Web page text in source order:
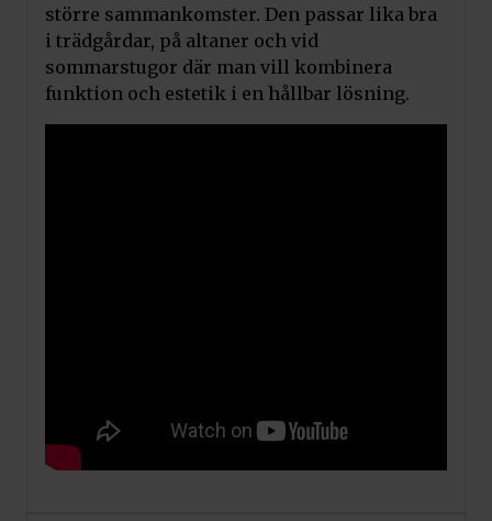
större sammankomster. Den passar lika bra
i trädgårdar, på altaner och vid
sommarstugor där man vill kombinera
funktion och estetik i en hållbar lösning.